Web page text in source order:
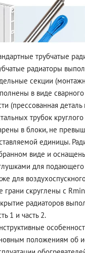
трубчатые
радиаторы
секции
в виде
(прессованная
трубок
в блоки, не
единицы.
виде и
для подающего
для
грани скруглены с
радиаторов
1 и часть 2.
положениям об